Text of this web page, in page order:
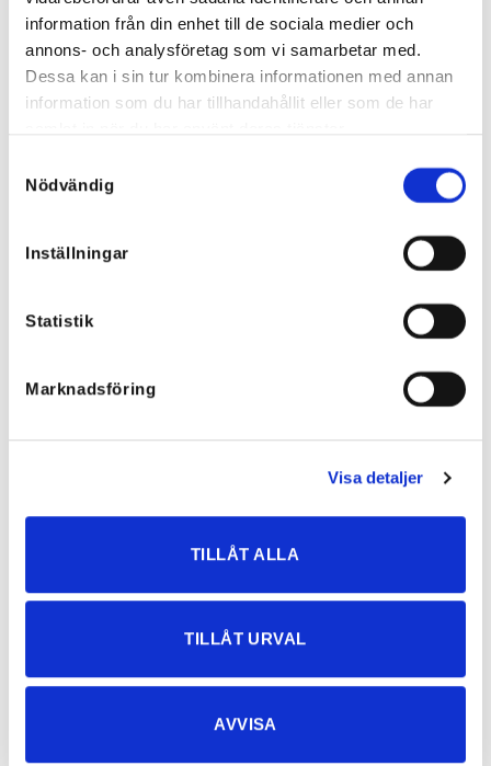
information från din enhet till de sociala medier och
annons- och analysföretag som vi samarbetar med.
Dessa kan i sin tur kombinera informationen med annan
information som du har tillhandahållit eller som de har
Nödvändig
Inställningar
Statistik
Marknadsföring
Visa detaljer
TILLÅT ALLA
TILLÅT URVAL
AVVISA
Moa mohairvest 80% kid mohair
Luksuriøs lang kofta i 80% kid
mohair, med strassknapper –
Nåværende
pris